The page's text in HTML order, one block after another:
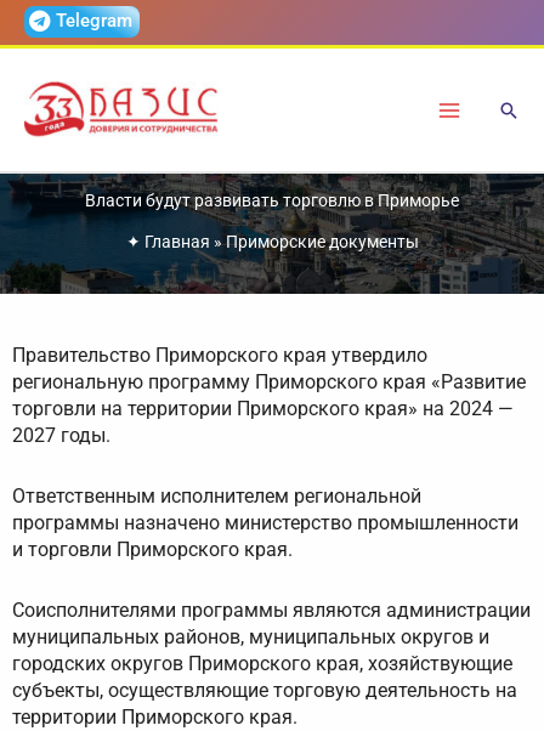
ПерейтиTelegram
Власти будут развивать торговлю в Приморье
✦ Главная »Приморские документы
Правительство Приморского края утвердило
региональную программу Приморского края «Развитие
торговли на территории Приморского края» на 2024 —
2027 годы.
Ответственным исполнителем региональной
программы назначено министерство промышленности
и торговли Приморского края.
Соисполнителями программы являются администрации
муниципальных районов, муниципальных округов и
городских округов Приморского края, хозяйствующие
субъекты, осуществляющие торговую деятельность на
территории Приморского края.